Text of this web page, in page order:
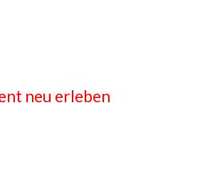
neu erleben